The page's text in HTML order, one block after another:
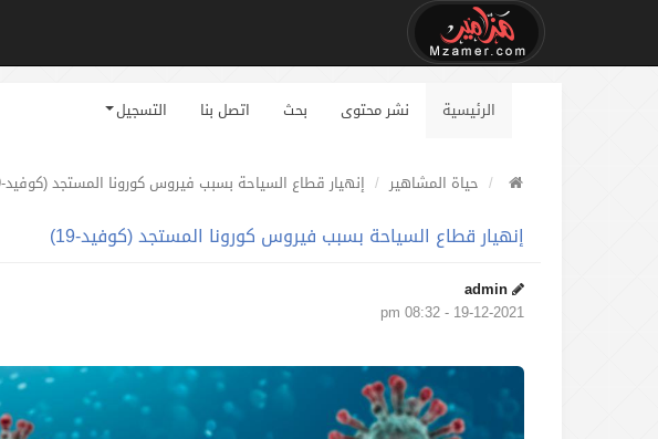
الرئيسية نشر محتوى بحث اتصل بنا التسجيل
حياة المشاهير إنهيار قطاع السياحة بسبب فيروس كورونا المستجد (كوفيد-19)
إنهيار قطاع السياحة بسبب فيروس كورونا المستجد (كوفيد-19)
admin
19-12-2021 - 08:32 pm